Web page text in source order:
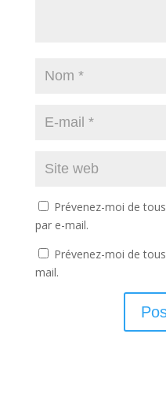
Prévenez-moi de
par e-mail.
Prévenez-moi de
mail.